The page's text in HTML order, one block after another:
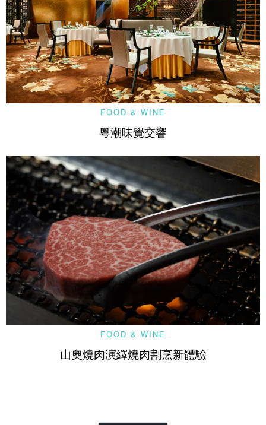
FOOD & WINE
粵潮味覺交響
FOOD & WINE
山奧燒肉演繹燒肉割烹新體驗